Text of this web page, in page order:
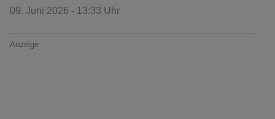
09. Juni 2026 - 13:33 Uhr
Anzeige